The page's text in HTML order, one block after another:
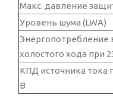
Макс. давление
Уровень шума (LWA)
Энергопотребление
холостого хода при
КПД источника тока
В